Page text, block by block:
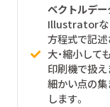
ベクトルデ
Illustratorな
方程式で記述
大・縮小して
印刷機で扱え
細かい点の
します。